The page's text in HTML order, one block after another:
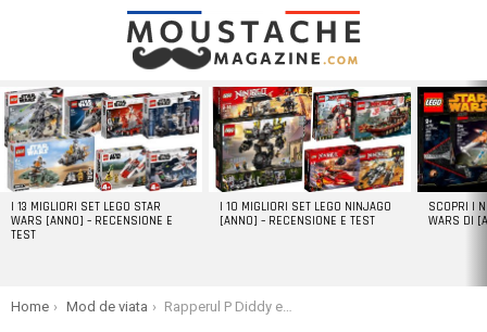
LATEST
STORIES
I 13 MIGLIORI SET LEGO STAR
WARS [ANNO] – RECENSIONE E
TEST
I 10 MIGLIORI SET LEGO NINJAGO
[ANNO] – RECENSIONE E TEST
SCOPRI I
WARS DI
You are here:
Home Mod de viata Rapperul P Diddy este un Joker mai bun decât Jared Leto